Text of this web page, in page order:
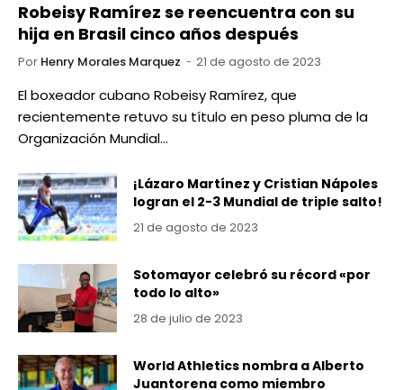
Robeisy Ramírez se reencuentra con su
hija en Brasil cinco años después
Por Henry Morales Marquez 21 de agosto de 2023
El boxeador cubano Robeisy Ramírez, que
recientemente retuvo su título en peso pluma de la
Organización Mundial…
¡Lázaro Martínez y Cristian Nápoles
logran el 2-3 Mundial de triple salto!
21 de agosto de 2023
Sotomayor celebró su récord «por
todo lo alto»
28 de julio de 2023
World Athletics nombra a Alberto
Juantorena como miembro